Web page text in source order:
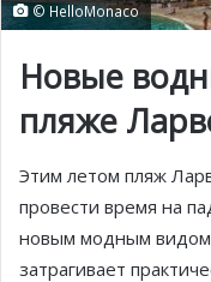
© HelloMonaco
Новые
пляже
Этим летом пляж
провести время на
новым модным видом
затрагивает